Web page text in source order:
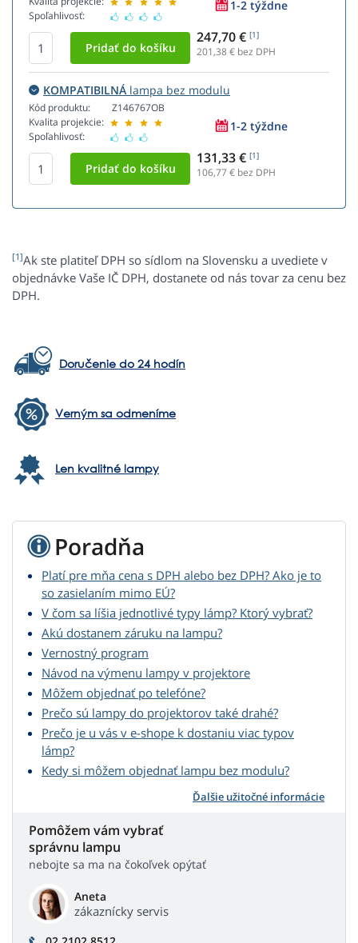
Spoľahlivosť:
1-2 týždne
247,70 € [1]
201,38€ bez DPH
KOMPATIBILNÁ lampa bez modulu
Kód produktu:
Kvalita projekcie:
Spoľahlivosť:
Z146767OB
1-2 týždne
131,33 € [1]
106,77 € bez DPH
[1]Ak ste platiteľ DPH so sídlom na Slovensku a uvediete v
objednávke Vaše IČ DPH, dostanete od nás tovar za cenu bez
DPH.
Doručenie do 24 hodín
Verným sa odmeníme
Len kvalitné lampy
Poradňa
Platí pre mňa cena s DPH alebo bez DPH? Ako je to
so zasielaním mimo EÚ?
V čom sa líšia jednotlivé typy lámp? Ktorý vybrať?
Akú dostanem záruku na lampu?
Vernostný program
Návod na výmenu lampy v projektore
Môžem objednať po telefóne?
Prečo sú lampy do projektorov také drahé?
Prečo je u vás v e-shope k dostaniu viac typov
lámp?
Kedy si môžem objednať lampu bez modulu?
Ďalšie užitočné informácie
Pomôžem vám vybrať
správnu lampu
nebojte sa ma na čokoľvek opýtať
Aneta
zákaznícky servis